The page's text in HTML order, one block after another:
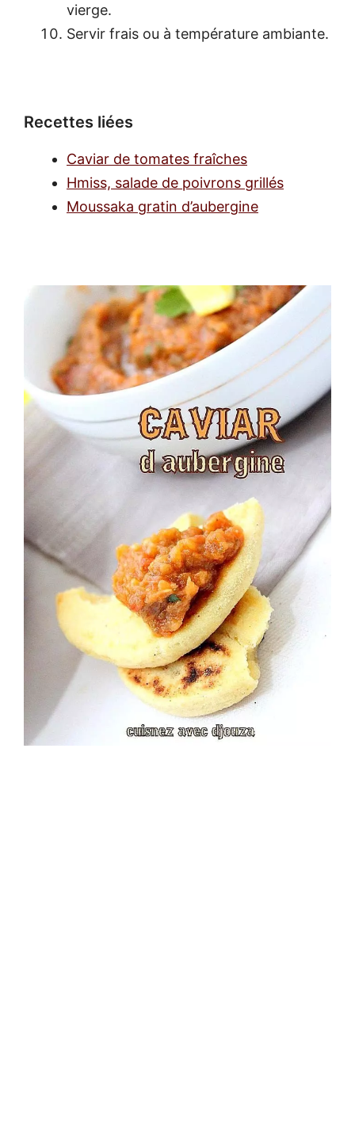
vierge.
Servir frais ou à température ambiante.
Recettes liées
Caviar de tomates fraîches
Hmiss, salade de poivrons grillés
Moussaka gratin d’aubergine